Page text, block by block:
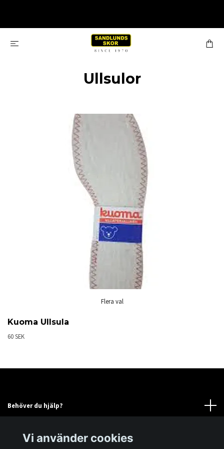
Ullsulor
Flera val
Kuoma Ullsula
60 SEK
Behöver du hjälp?
Vi använder cookies